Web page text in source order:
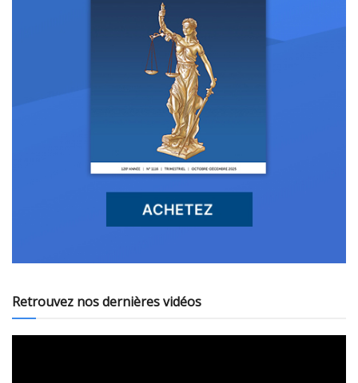
Retrouvez nos dernières vidéos